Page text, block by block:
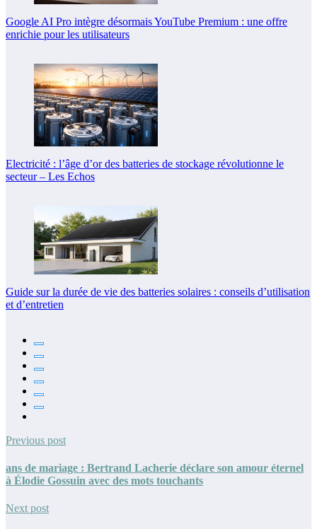
Google AI Pro intègre désormais YouTube Premium : une offre
enrichie pour les utilisateurs
Electricité : l’âge d’or des batteries de stockage révolutionne le
secteur – Les Echos
Guide sur la durée de vie des batteries solaires : conseils d’utilisation
et d’entretien
Previous post
ans de mariage : Bertrand Lacherie déclare son amour éternel
à Élodie Gossuin avec des mots touchants
Next post